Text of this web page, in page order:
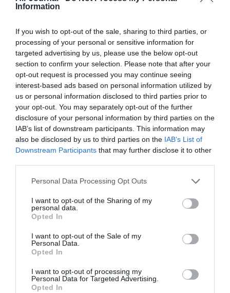
Information
If you wish to opt-out of the sale, sharing to third parties, or
processing of your personal or sensitive information for
targeted advertising by us, please use the below opt-out
section to confirm your selection. Please note that after your
opt-out request is processed you may continue seeing
interest-based ads based on personal information utilized by
us or personal information disclosed to third parties prior to
your opt-out. You may separately opt-out of the further
disclosure of your personal information by third parties on the
IAB’s list of downstream participants. This information may
also be disclosed by us to third parties on the IAB’s List of
Downstream Participants that may further disclose it to other
Personal Data Processing Opt Outs
I want to opt-out of the Sharing of my
personal data.
Opted In
I want to opt-out of the Sale of my
Personal Data.
Opted In
I want to opt-out of processing my
Personal Data for Targeted Advertising.
Opted In
COMMENTAIRE(S)
Greg765a commenté :
13 juin 2024 - 13 h 55 min
C’est probablement une bonne idée.
Ceci dit d’autres doutions existent et pourraient être mises en
œuvre rapidement et à moindre coût sur les gros aéroports.
Utilisation des stop bars par exemple. Au royaume uni elle est
obligatoire même par beau temps. Dans beaucoup de pays,
sécurité des vols que quand il fait mauvais…
RÉPONDRE
FL360a commenté :
14 juin 2024 - 10 h 49 min
La question est plutôt de savoir si l’alarme doit être adaptée
aux contrôleurs (qui ont la responsabilité du trafic sur la plate-
forme) ou aux pilotes (qui doivent se plier aux injonctions des
contrôleurs) ? ? ?